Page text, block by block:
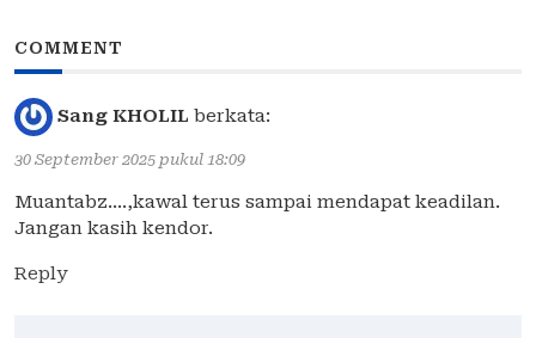
COMMENT
Sang KHOLIL berkata:
30 September 2025 pukul 18:09
Muantabz….,kawal terus sampai mendapat keadilan.
Jangan kasih kendor.
Reply